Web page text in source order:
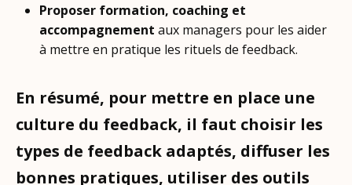
Proposer formation, coaching et
accompagnement aux managers pour les aider
à mettre en pratique les rituels de feedback.
En résumé, pour mettre en place une
culture du feedback, il faut choisir les
types de feedback adaptés, diffuser les
bonnes pratiques, utiliser des outils